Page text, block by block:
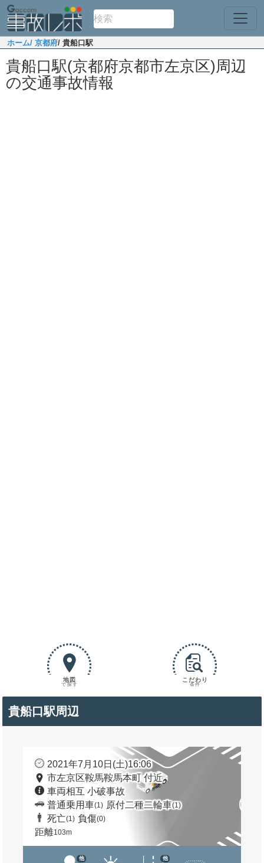
ホーム/ 京都府/ 貴船口駅
貴船口駅(京都府京都市左京区)周辺
の交通事故情報
地図
で探す
こだわり
条件
貴船口駅周辺
2021年7月10日(土)16:06
市左京区鞍馬鞍馬本町 付近
車両相互 小破事故
普通乗用車(1) 原付二種二輪車(1)
死亡(1) 負傷(0)
距離103m
他 他